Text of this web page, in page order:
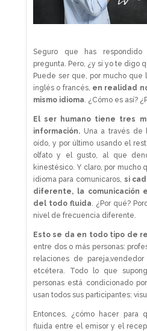
Seguro que has respondido
pregunta. Pero, ¿y si yo te digo
Puede ser que, por mucho que
inglés o francés, en realidad
mismo idioma . ¿Cómo es así?
El ser humano tiene tres
información.Una a través de
oído, y por último usando el
olfato y el gusto, al que
kinestésico. Y claro, por mucho
idioma para comunicaros, si
diferente, la comunicación
del todo fluida . ¿Por qué?
nivel de frecuencia diferente.
Esto se da en todo tipo de
entre dos o más personas:
relaciones de
etcétera. Todo lo que
personas está condicionado
usan todos sus participantes:
Entonces, ¿cómo hacer para
fluida entre el emisor y el